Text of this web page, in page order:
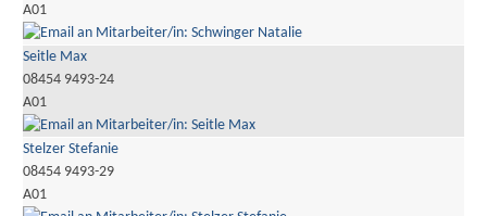
A01
Seitle Max
08454 9493-24
A01
Stelzer Stefanie
08454 9493-29
A01